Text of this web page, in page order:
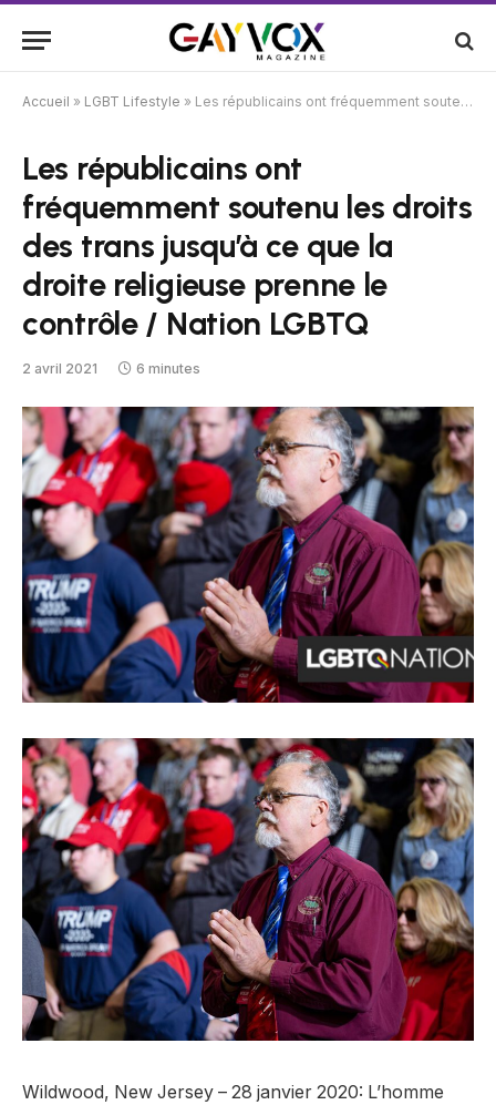
Accueil » LGBT Lifestyle » Les républicains ont fréquemment soutenu les droits des trans jusqu’à ce que la droite religieuse prenne le contrôle / Nation LGBTQ
Les républicains ont
fréquemment soutenu les droits
des trans jusqu’à ce que la
droite religieuse prenne le
contrôle / Nation LGBTQ
2 avril 2021 6 minutes
Wildwood, New Jersey – 28 janvier 2020: L’homme